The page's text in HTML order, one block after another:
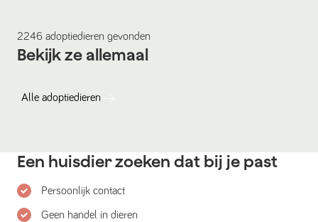
2246 adoptiedieren gevonden
Bekijk ze allemaal
Alle adoptiedieren
Een huisdier zoeken dat bij je past
Persoonlijk contact
Geen handel in dieren